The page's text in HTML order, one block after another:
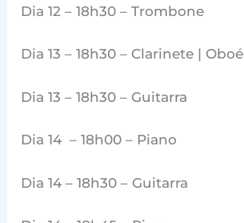
Dia 12 – 18h30 – Trombone
Dia 13 – 18h30 – Clarinete | Oboé
Dia 13 – 18h30 – Guitarra
Dia 14 – 18h00 – Piano
Dia 14 – 18h30 – Guitarra